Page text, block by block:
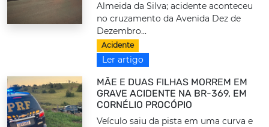
Almeida da Silva; acidente aconteceu
no cruzamento da Avenida Dez de
Dezembro...
Acidente
Ler artigo
MÃE E DUAS FILHAS MORREM EM
GRAVE ACIDENTE NA BR-369, EM
CORNÉLIO PROCÓPIO
Veículo saiu da pista em uma curva e